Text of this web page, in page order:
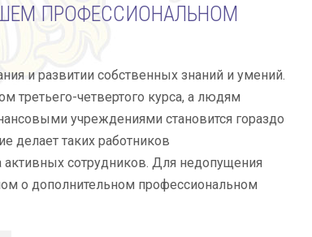
ПРОФЕССИОНАЛЬНОМ
и развитии собственных знаний и умений.
третьего-четвертого курса, а людям
учреждениями становится гораздо
делает таких работников
активных сотрудников. Для недопущения
о дополнительном профессиональном